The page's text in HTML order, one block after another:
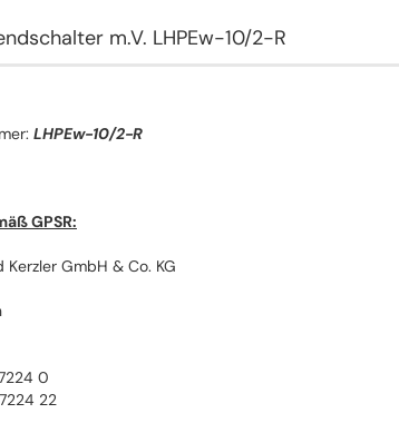
m.V. LHPEw-10/2-R
LHPEw-10/2-R
GPSR:
GmbH & Co. KG
0
22